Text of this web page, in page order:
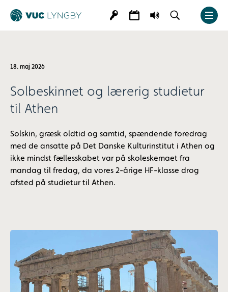
18. maj 2026
Solbeskinnet og lærerig studietur
til Athen
Solskin, græsk oldtid og samtid, spændende foredrag
med de ansatte på Det Danske Kulturinstitut i Athen og
ikke mindst fællesskabet var på skoleskemaet fra
mandag til fredag, da vores 2-årige HF-klasse drog
afsted på studietur til Athen.